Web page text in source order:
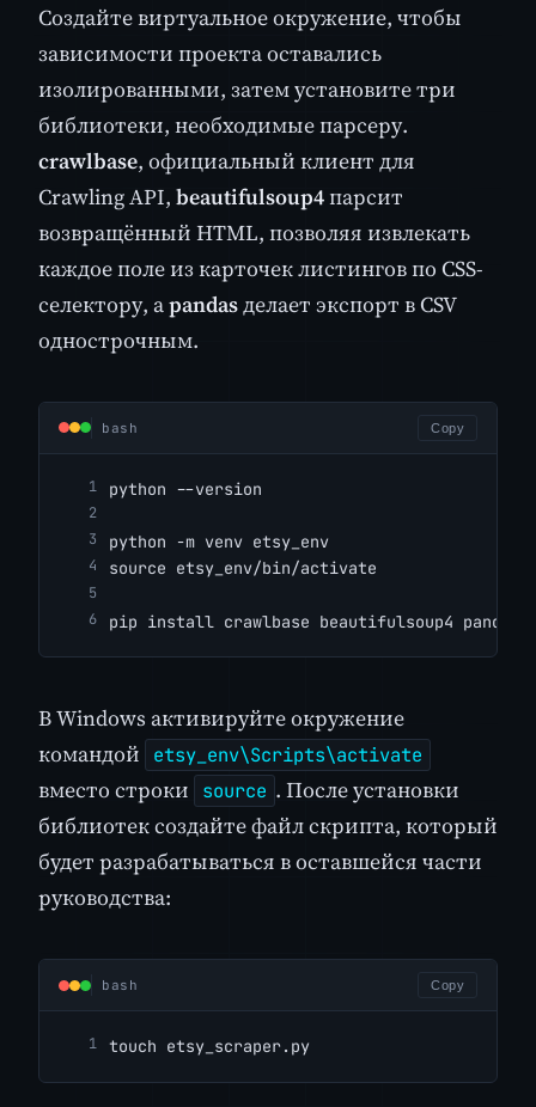
Создайте виртуальное окружение, чтобы
зависимости проекта оставались
изолированными, затем установите три
библиотеки, необходимые парсеру.
crawlbase, официальный клиент для
Crawling API, beautifulsoup4парсит
возвращённый HTML, позволяя извлекать
каждое поле из карточек листингов по CSS-
селектору, аpandasделает экспорт в CSV
однострочным.
bash Copy
python --version
python -m venv etsy_env
source etsy_env/bin/activate
pip install crawlbase beautifulsoup4 pandas
В Windows активируйте окружение
командой
etsy_env\Scripts\activate
вместо строки source . После установки
библиотек создайте файл скрипта, который
будет разрабатываться в оставшейся части
руководства:
bash Copy
touch etsy_scraper.py